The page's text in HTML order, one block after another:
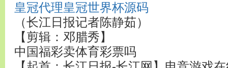
皇冠代理皇冠世界杯源码
（长江日报记者陈静茹）
【剪辑：邓腊秀】
中国福彩卖体育彩票吗